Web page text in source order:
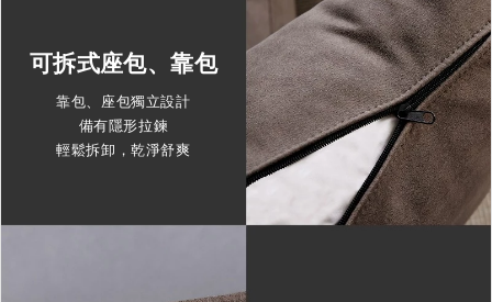
可拆式座包、靠包
靠包、座包獨立設計
備有隱形拉鍊
輕鬆拆卸，乾淨舒爽